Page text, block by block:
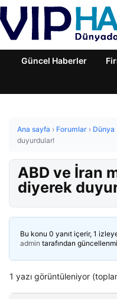
Güncel Haberler
Ana sayfa › Forumlar › Dünya
duyurdular!
ABD ve İran
diyerek
Bu konu 0 yanıt içerir, 1
admin tarafından
1 yazı görüntüleniyor